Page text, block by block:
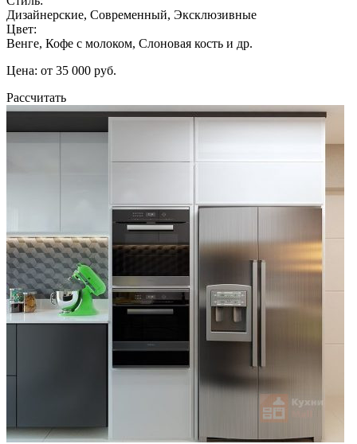
Дизайнерские, Современный, Эксклюзивные
Цвет:
Венге, Кофе с молоком, Слоновая кость и др.
Цена: от 35 000 руб.
Рассчитать